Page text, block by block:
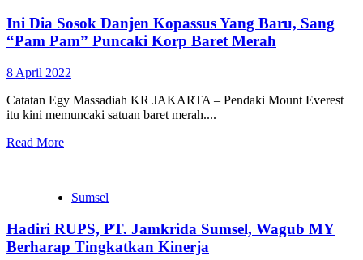
Ini Dia Sosok Danjen Kopassus Yang Baru, Sang
“Pam Pam” Puncaki Korp Baret Merah
8 April 2022
Catatan Egy Massadiah KR JAKARTA – Pendaki Mount Everest
itu kini memuncaki satuan baret merah....
Read More
Sumsel
Hadiri RUPS, PT. Jamkrida Sumsel, Wagub MY
Berharap Tingkatkan Kinerja